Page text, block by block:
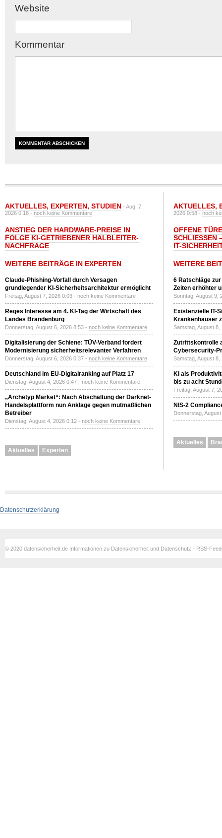
Website
Kommentar
AKTUELLES, EXPERTEN, STUDIEN - Aug. 7,
2026 0:18 -noch keine Kommentare
ANSTIEG DER HARDWARE-PREISE IN
FOLGE KI-GETRIEBENER HALBLEITER-
NACHFRAGE
WEITERE BEITRÄGE IN EXPERTEN
Claude-Phishing-Vorfall durch Versagen
grundlegender KI-Sicherheitsarchitektur ermöglicht
Freitag, August 7, 2026 0:03 - noch keine Kommentare
Reges Interesse am 4. KI-Tag der Wirtschaft des
Landes Brandenburg
Donnerstag, August 6, 2026 8:53 - noch keine Kommentare
Digitalisierung der Schiene: TÜV-Verband fordert
Modernisierung sicherheitsrelevanter Verfahren
Donnerstag, August 6, 2026 0:37 - noch keine Kommentare
Deutschland im EU-Digitalranking auf Platz 17
Dienstag, August 4, 2026 0:47 - noch keine Kommentare
„Archetyp Market“: Nach Abschaltung der Darknet-
Handelsplattform nun Anklage gegen mutmaßlichen
Betreiber
Dienstag, August 4, 2026 0:12 - noch keine Kommentare
Aktuelles Experten
AKTUELLES,
2026 0:58 -noch
OFFENE
SCHLIESSEN
T-
WEITERE
6 Ratschläge
Zeiten erhöhter
Sonntag, August 9,
Existenzielle IT-
Krankenhäuser
Samstag, August
Zutrittskontrolle
Cybersecurity-
Samstag, August
KI als
bis zu acht
Freitag, August 7,
NIS-2
Donnerstag,
Aktuelles
Datenschutzerklärung
© 2020 datensicherheit.de Informationen zu Datensicherheit und Datenschutz - RSS-